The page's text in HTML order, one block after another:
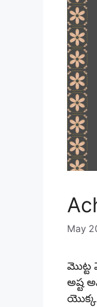
May
మొట్ట
అష్ట
యొక్క